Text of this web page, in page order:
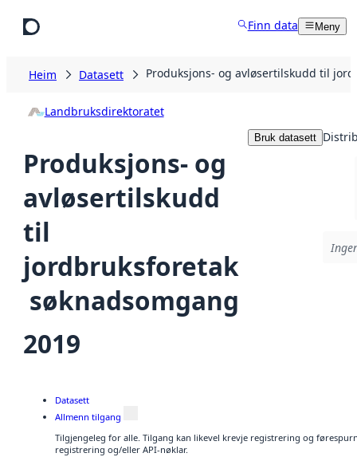
Finn data Meny
Heim Datasett Produksjons- og avløsertilskudd til
Landbruksdirektoratet
Produksjons- og
avløsertilskudd
til
jordbruksforetak
 søknadsomgang
2019
Bruk datasett
Datasett
Allmenn tilgang
Tilgjengeleg for alle. Tilgang kan likevel krevje registrering og
registrering og/eller API-nøklar.